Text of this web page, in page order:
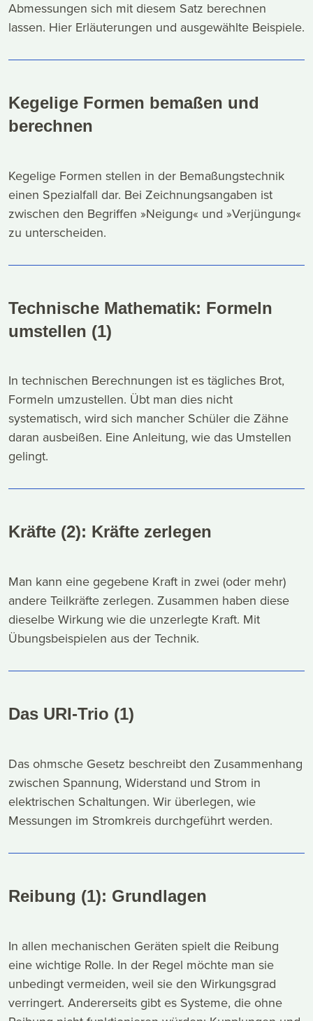
Abmessungen sich mit diesem Satz berechnen
lassen. Hier Erläuterungen und ausgewählte Beispiele.
Kegelige Formen bemaßen und
berechnen
Kegelige Formen stellen in der Bemaßungstechnik
einen Spezialfall dar. Bei Zeichnungsangaben ist
zwischen den Begriffen »Neigung« und »Verjüngung«
zu unterscheiden.
Technische Mathematik: Formeln
umstellen (1)
In technischen Berechnungen ist es tägliches Brot,
Formeln umzustellen. Übt man dies nicht
systematisch, wird sich mancher Schüler die Zähne
daran ausbeißen. Eine Anleitung, wie das Umstellen
gelingt.
Kräfte (2): Kräfte zerlegen
Man kann eine gegebene Kraft in zwei (oder mehr)
andere Teilkräfte zerlegen. Zusammen haben diese
dieselbe Wirkung wie die unzerlegte Kraft. Mit
Übungsbeispielen aus der Technik.
Das URI-Trio (1)
Das ohmsche Gesetz beschreibt den Zusammenhang
zwischen Spannung, Widerstand und Strom in
elektrischen Schaltungen. Wir überlegen, wie
Messungen im Stromkreis durchgeführt werden.
Reibung (1): Grundlagen
In allen mechanischen Geräten spielt die Reibung
eine wichtige Rolle. In der Regel möchte man sie
unbedingt vermeiden, weil sie den Wirkungsgrad
verringert. Andererseits gibt es Systeme, die ohne